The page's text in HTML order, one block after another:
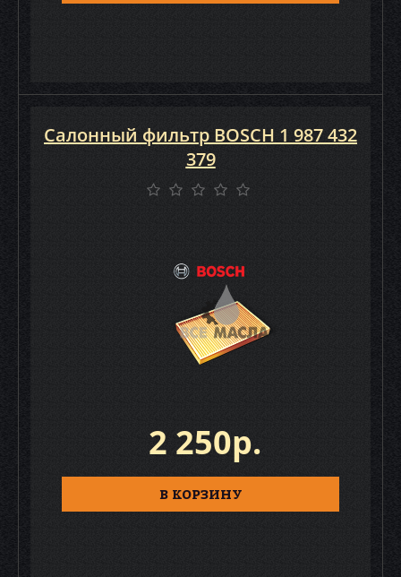
Салонный фильтр BOSCH 1 987 432
379
2 250р.
В КОРЗИНУ